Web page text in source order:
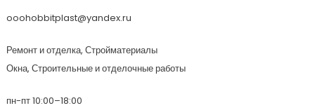
ooohobbitplast@yandex.ru
Ремонт и отделка, Стройматериалы
Окна, Строительные и отделочные работы
пн-пт 10:00–18:00